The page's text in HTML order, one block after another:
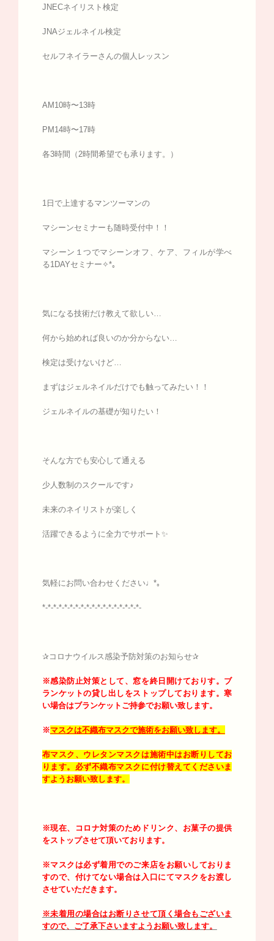
JNECネイリスト検定
JNAジェルネイル検定
セルフネイラーさんの個人レッスン
AM10時〜13時
PM14時〜17時
各3時間（2時間希望でも承ります。）
1日で上達するマンツーマンの
マシーンセミナーも随時受付中！！
マシーン１つでマシーンオフ、ケア、フィルが学べ
る1DAYセミナー✧*｡
気になる技術だけ教えて欲しい…
何から始めれば良いのか分からない…
検定は受けないけど…
まずはジェルネイルだけでも触ってみたい！！
ジェルネイルの基礎が知りたい！
そんな方でも安心して通える
少人数制のスクールです♪
未来のネイリストが楽しく
活躍できるように全力でサポート✨
気軽にお問い合わせください♩*｡
*-*-*-*-*-*-*-*-*-*-*-*-*-*-*-*-*-*-
✰コロナウイルス感染予防対策のお知らせ✰
※感染防止対策として、窓を終日開けておりす。 ブ
ランケットの貸し出しをストップしております。寒
い場合はブランケットご持参でお願い致します。
※マスクは不織布マスクで施術をお願い致します。
布マスク、ウレタンマスクは施術中はお断りしてお
ります。必ず不織布マスクに付け替えてくださいま
すようお願い致します。
※現在、コロナ対策のためドリンク、お菓子の提供
をストップさせて頂いております。
※マスクは必ず着用でのご来店をお願いしておりま
すので、付けてない場合は入口にてマスクをお渡し
させていただきます。
※未着用の場合はお断りさせて頂く場合もございま
すので、ご了承下さいますようお願い致します。